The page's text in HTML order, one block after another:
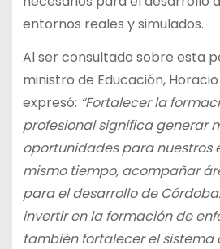
entornos reales y simulados.
Al ser consultado sobre esta
ministro de Educación,
expresó: “Fortalecer la
profesional significa generar
oportunidades para nuestros
mismo tiempo, acompañar
para el desarrollo de
invertir en la formación de
también fortalecer el sistema